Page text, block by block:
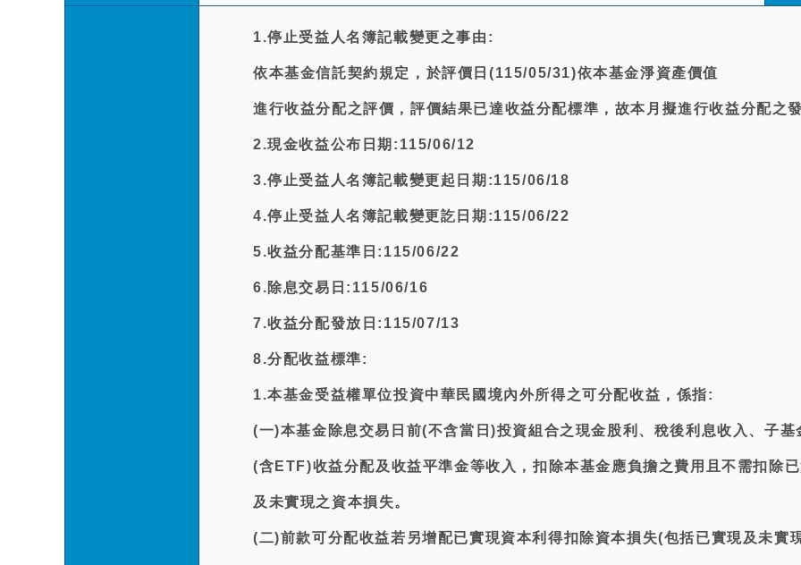
1.停止受益人名簿記載變更之事由:
依本基金信託契約規定，於評價日(115/05/31)依本基金淨資產價值
進行收益分配之評價，評價結果已達收益分配標準，故本月擬進行收益分配之發
2.現金收益公布日期:115/06/12
3.停止受益人名簿記載變更起日期:115/06/18
4.停止受益人名簿記載變更訖日期:115/06/22
5.收益分配基準日:115/06/22
6.除息交易日:115/06/16
7.收益分配發放日:115/07/13
8.分配收益標準:
1.本基金受益權單位投資中華民國境內外所得之可分配收益，係指:
(一)本基金除息交易日前(不含當日)投資組合之現金股利、稅後利息收入、子基
(含ETF)收益分配及收益平準金等收入，扣除本基金應負擔之費用且不需扣除
及未實現之資本損失。
(二)前款可分配收益若另增配已實現資本利得扣除資本損失(包括已實現及未實